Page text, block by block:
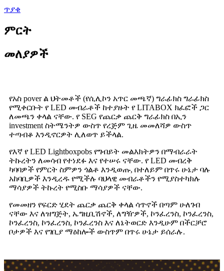
ጥያቄ
ምርት
መለያዎች
የአስ pover ል ህትመቶች (የሲሊኮን አጥር መጫኛ) ግራፊክስ ግራፊክስ
የሚቀርቡት የ LED መብራቶች ከተያዙት የ LITABOX ክፈፎች ጋር
ለመጫን ቀላል ናቸው. የ SEG የጨርቃ ጨርቅ ግራፊክስ በኢን
investment ስትሜንትዎ ውስጥ የረጅም ጊዜ መመለሻዎ ውስጥ
ተጣብቆ እንዲኖርዎት ሊለወጥ ይችላል.
የእኛ የ LED Lightboxpobs የግብይት መልእክትዎን በማብራራት
ትኩረትን ለመሳብ የተነደፉ እና የተሠሩ ናቸው. የ LED መብረቅ
ካባባዎች የምርት ስምዎን ጎልቶ እንዲወጡ, በተለይም በጥሩ ሁኔታ ባሉ
አከባቢዎች እንዲረዱ የሚችሉ ባህላዊ መብራቶችን የሚያስተካክሉ
ማሳያዎች ትኩረት የሚስቡ ማሳያዎች ናቸው.
የመመዘን የፍርድ ሂደት ጨርቃ ጨርቅ ቀላል ሳጥኖች በጣም ሁለገብ
ናቸው እና ለዝግጅት, ኤግዚቢሽኖች, ለግዥዎች, ኮንፈረንስ, ኮንፈረንስ,
ኮንፈረንስ, ኮንፈረንስ, ኮንፈረንስ እና ለኔትወርድ እንዲሁም በችርቻሮ
ቦታዎች እና የገቢያ ማዕከሎች ውስጥም በጥሩ ሁኔታ ይሰራሉ.